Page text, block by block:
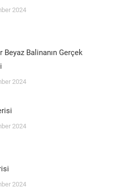
2024
Beyaz Balinanın Gerçek
2024
2024
2024